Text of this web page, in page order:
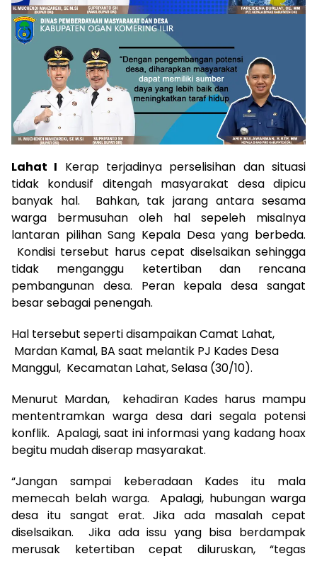
Lahat I Kerap terjadinya perselisihan dan situasi
tidak kondusif ditengah masyarakat desa dipicu
banyak hal. Bahkan, tak jarang antara sesama
warga bermusuhan oleh hal sepeleh misalnya
lantaran pilihan Sang Kepala Desa yang berbeda.
Kondisi tersebut harus cepat diselsaikan sehingga
tidak menganggu ketertiban dan rencana
pembangunan desa. Peran kepala desa sangat
besar sebagai penengah.
Hal tersebut seperti disampaikan Camat Lahat,
Mardan Kamal, BA saat melantik PJ Kades Desa
Manggul, Kecamatan Lahat, Selasa (30/10).
Menurut Mardan, kehadiran Kades harus mampu
mententramkan warga desa dari segala potensi
konflik. Apalagi, saat ini informasi yang kadang hoax
begitu mudah diserap masyarakat.
“Jangan sampai keberadaan Kades itu mala
memecah belah warga. Apalagi, hubungan warga
desa itu sangat erat. Jika ada masalah cepat
diselsaikan. Jika ada issu yang bisa berdampak
merusak ketertiban cepat diluruskan, “tegas